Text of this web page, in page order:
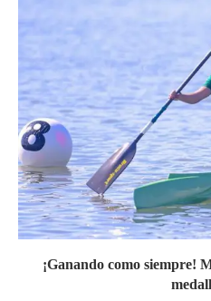
¡Ganando como siempre!